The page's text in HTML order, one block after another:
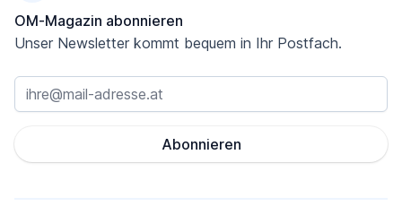
OM-Magazin abonnieren
Unser Newsletter kommt bequem in Ihr Postfach.
Abonnieren